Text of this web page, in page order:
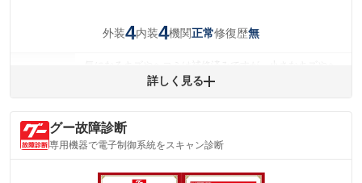
外装4内装4機関正常修復歴無
コミが残っています。
内装
(内装状態)
気になる汚れ等が、部分的にあります。
詳しく見る
グー故障診断
専用機器で電子制御系統をスキャン診断